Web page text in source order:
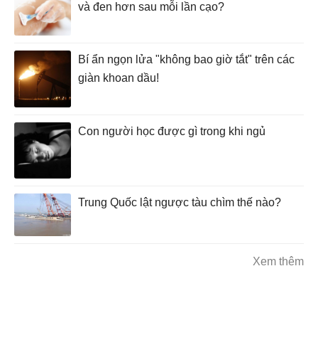
và đen hơn sau mỗi lần cạo?
Bí ẩn ngọn lửa "không bao giờ tắt" trên các
giàn khoan dầu!
Con người học được gì trong khi ngủ
Trung Quốc lật ngược tàu chìm thế nào?
Xem thêm